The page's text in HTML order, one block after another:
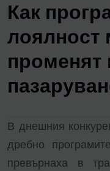
Как
лоялност
променят
В днешния
дребно
превърнаха в